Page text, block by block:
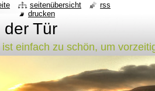
der Tür
einfach zu schön, um
seitenübersicht
rss
drucken